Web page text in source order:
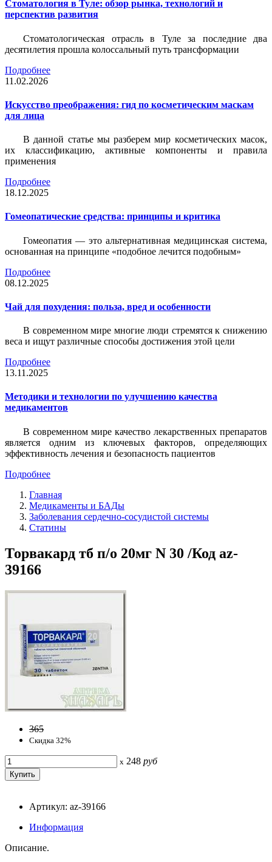
Стоматология в Туле: обзор рынка, технологий и
перспектив развития
Стоматологическая отрасль в Туле за последние два
десятилетия прошла колоссальный путь трансформации
Подробнее
11.02.2026
Искусство преображения: гид по косметическим маскам
для лица
В данной статье мы разберем мир косметических масок,
их классификацию, активные компоненты и правила
применения
Подробнее
18.12.2025
Гомеопатические средства: принципы и критика
Гомеопатия — это альтернативная медицинская система,
основанная на принципе «подобное лечится подобным»
Подробнее
08.12.2025
Чай для похудения: польза, вред и особенности
В современном мире многие люди стремятся к снижению
веса и ищут различные способы достижения этой цели
Подробнее
13.11.2025
Методики и технологии по улучшению качества
медикаментов
В современном мире качество лекарственных препаратов
является одним из ключевых факторов, определяющих
эффективность лечения и безопасность пациентов
Подробнее
Главная
Медикаменты и БАДы
Заболевания сердечно-сосудистой системы
Статины
Торвакард тб п/о 20мг N 30 /Код az-
39166
365
Скидка 32%
x 248 руб
Артикул: az-39166
Информация
Описание.